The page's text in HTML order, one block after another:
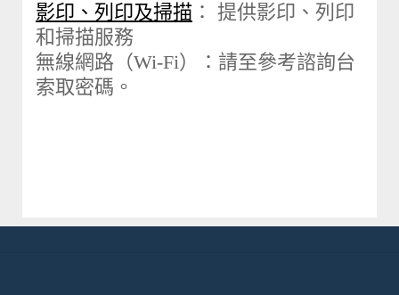
影印、列印及掃描 ： 提供影印、列印
和掃描服務
無線網路（Wi-Fi）：請至參考諮詢台
索取密碼。